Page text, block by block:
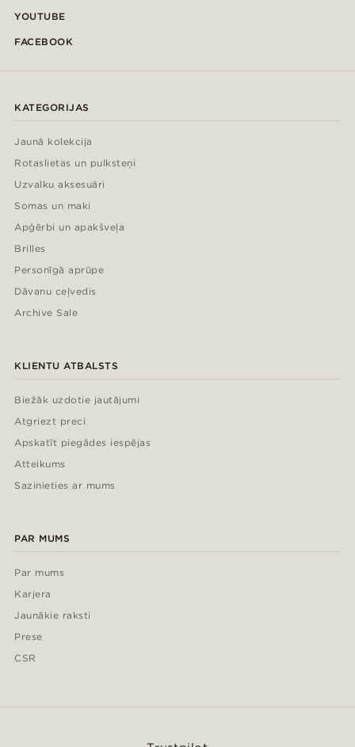
YOUTUBE
FACEBOOK
KATEGORIJAS
Jaunā kolekcija
Rotaslietas un pulksteņi
Uzvalku aksesuāri
Somas un maki
Apģērbi un apakšveļa
Brilles
Personīgā aprūpe
Dāvanu ceļvedis
Archive Sale
KLIENTU ATBALSTS
Biežāk uzdotie jautājumi
Atgriezt preci
Apskatīt piegādes iespējas
Atteikums
Sazinieties ar mums
PAR MUMS
Par mums
Karjera
Jaunākie raksti
Prese
CSR